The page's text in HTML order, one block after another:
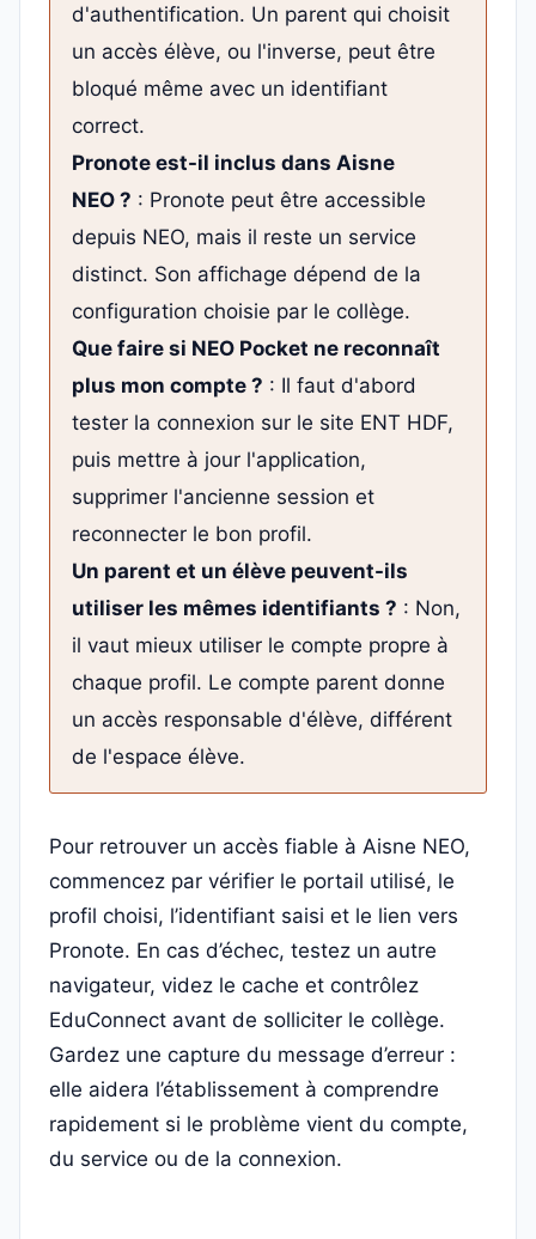
d'authentification. Un parent qui choisit
un accès élève, ou l'inverse, peut être
bloqué même avec un identifiant
correct.
Pronote est-il inclus dans Aisne
NEO ? : Pronote peut être accessible
depuis NEO, mais il reste un service
distinct. Son affichage dépend de la
configuration choisie par le collège.
Que faire si NEO Pocket ne reconnaît
plus mon compte ? : Il faut d'abord
tester la connexion sur le site ENT HDF,
puis mettre à jour l'application,
supprimer l'ancienne session et
reconnecter le bon profil.
Un parent et un élève peuvent-ils
utiliser les mêmes identifiants ? : Non,
il vaut mieux utiliser le compte propre à
chaque profil. Le compte parent donne
un accès responsable d'élève, différent
de l'espace élève.
Pour retrouver un accès fiable à Aisne NEO,
commencez par vérifier le portail utilisé, le
profil choisi, l’identifiant saisi et le lien vers
Pronote. En cas d’échec, testez un autre
navigateur, videz le cache et contrôlez
EduConnect avant de solliciter le collège.
Gardez une capture du message d’erreur :
elle aidera l’établissement à comprendre
rapidement si le problème vient du compte,
du service ou de la connexion.